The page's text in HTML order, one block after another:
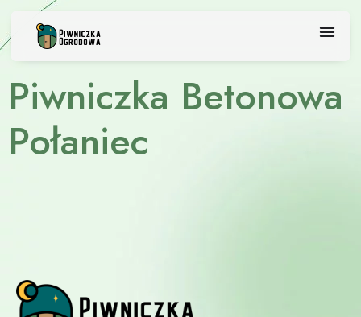
content
Piwniczka Betonowa
Połaniec